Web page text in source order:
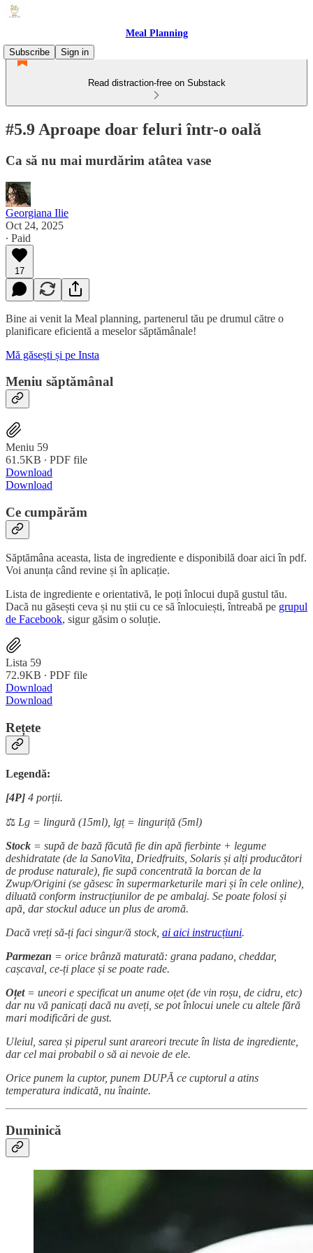
Meal Planning
Subscribe
Sign in
Read distraction-free on Substack
#5.9 Aproape doar feluri într-o oală
Ca să nu mai murdărim atâtea vase
Georgiana Ilie
Oct 24, 2025
∙ Paid
17
Bine ai venit la Meal planning, partenerul tău pe drumul către o
planificare eficientă a meselor săptămânale!
Mă găsești și pe Insta
Meniu săptămânal
Meniu 59
61.5KB ∙ PDF file
Download
Download
Ce cumpărăm
Săptămâna aceasta, lista de ingrediente e disponibilă doar aici în pdf.
Voi anunța când revine și în aplicație.
Lista de ingrediente e orientativă, le poți înlocui după gustul tău.
Dacă nu găsești ceva și nu știi cu ce să înlocuiești, întreabă pe grupul
de Facebook, sigur găsim o soluție.
Lista 59
72.9KB ∙ PDF file
Download
Download
Rețete
Legendă:
[4P] 4 porții.
⚖️ Lg = lingură (15ml), lgț = linguriță (5ml)
Stock = supă de bază făcută fie din apă fierbinte + legume
deshidratate (de la SanoVita, Driedfruits, Solaris și alți producători
de produse naturale), fie supă concentrată la borcan de la
Zwup/Origini (se găsesc în supermarketurile mari și în cele online),
diluată conform instrucțiunilor de pe ambalaj. Se poate folosi și
apă, dar stockul aduce un plus de aromă.
Dacă vreți să-ți faci singur/ă stock, ai aici instrucțiuni.
Parmezan = orice brânză maturată: grana padano, cheddar,
cașcaval, ce-ți place și se poate rade.
Oțet = uneori e specificat un anume oțet (de vin roșu, de cidru, etc)
dar nu vă panicați dacă nu aveți, se pot înlocui unele cu altele fără
mari modificări de gust.
Uleiul, sarea și piperul sunt arareori trecute în lista de ingrediente,
dar cel mai probabil o să ai nevoie de ele.
Orice punem la cuptor, punem DUPĂ ce cuptorul a atins
temperatura indicată, nu înainte.
Duminică